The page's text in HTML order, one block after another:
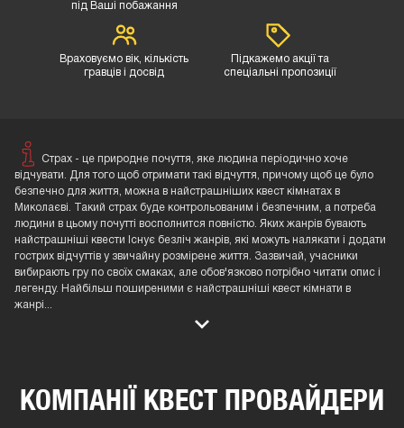
під Ваші побажання
Враховуємо вік, кількість
гравців і досвід
Підкажемо акції та
спеціальні пропозиції
Страх - це природне почуття, яке людина періодично хоче
відчувати. Для того щоб отримати такі відчуття, причому щоб це було
безпечно для життя, можна в найстрашніших квест кімнатах в
Миколаєві. Такий страх буде контрольованим і безпечним, а потреба
людини в цьому почутті восполнится повністю. Яких жанрів бувають
найстрашніші квести Існує безліч жанрів, які можуть налякати і додати
гострих відчуттів у звичайну розмірене життя. Зазвичай, учасники
вибирають гру по своїх смаках, але обов'язково потрібно читати опис і
легенду. Найбільш поширеними є найстрашніші квест кімнати в
жанрі
КОМПАНІЇ КВЕСТ ПРОВАЙДЕРИ